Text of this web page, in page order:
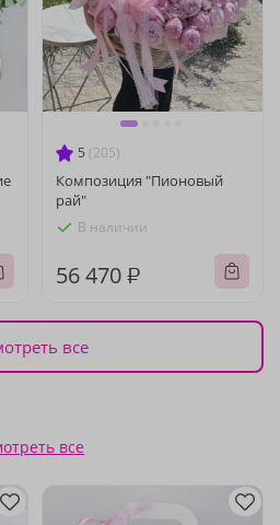
5 (205)
Композиция "Пионовый
рай"
В наличии
56 470 ₽
все
все